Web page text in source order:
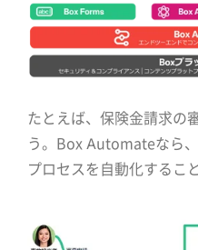
たとえば、保険金請求の
う。Box Automateなら
プロセスを自動化するこ